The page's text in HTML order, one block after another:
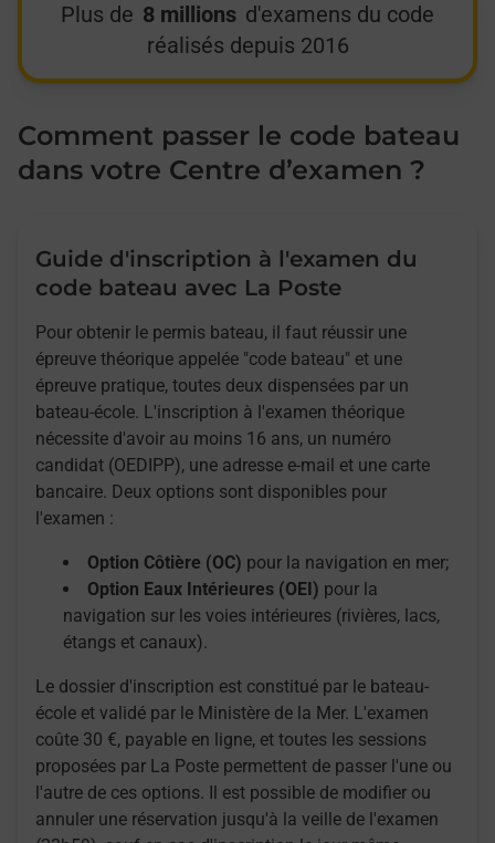
Plus de 8 millions d'examens du code
réalisés depuis 2016
Comment passer le code bateau
dans votre Centre d’examen ?
Guide d'inscription à l'examen du
code bateau avec La Poste
Pour obtenir le permis bateau, il faut réussir une
épreuve théorique appelée "code bateau" et une
épreuve pratique, toutes deux dispensées par un
bateau-école. L'inscription à l'examen théorique
nécessite d'avoir au moins 16 ans, un numéro
candidat (OEDIPP), une adresse e-mail et une carte
bancaire. Deux options sont disponibles pour
l'examen :
Option Côtière (OC) pour la navigation en mer;
Option Eaux Intérieures (OEI) pour la
navigation sur les voies intérieures (rivières, lacs,
étangs et canaux).
Le dossier d'inscription est constitué par le bateau-
école et validé par le Ministère de la Mer. L'examen
coûte 30 €, payable en ligne, et toutes les sessions
proposées par La Poste permettent de passer l'une ou
l'autre de ces options. Il est possible de modifier ou
annuler une réservation jusqu'à la veille de l'examen